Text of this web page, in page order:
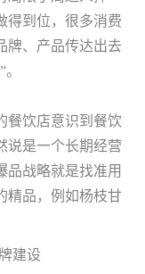
得到位，很多消费
牌、产品传达出去
餐饮店意识到餐饮
说是一个长期经营
品战略就是找准用
精品，例如杨枝甘
建设